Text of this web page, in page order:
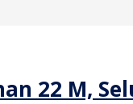
22 M,